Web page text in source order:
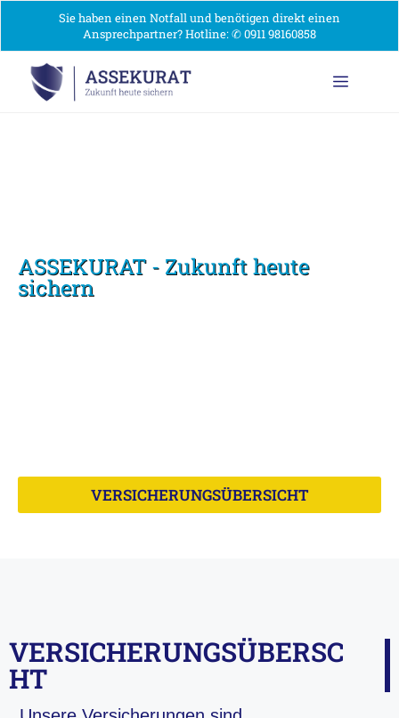
Sie haben einen Notfall und benötigen direkt einen
Ansprechpartner? Hotline:✆ 0911 98160858
ASSEKURAT - Zukunft heute
sichern
VERSICHERUNGSÜBERSICHT
VERSICHERUNGSÜBERSC
HT